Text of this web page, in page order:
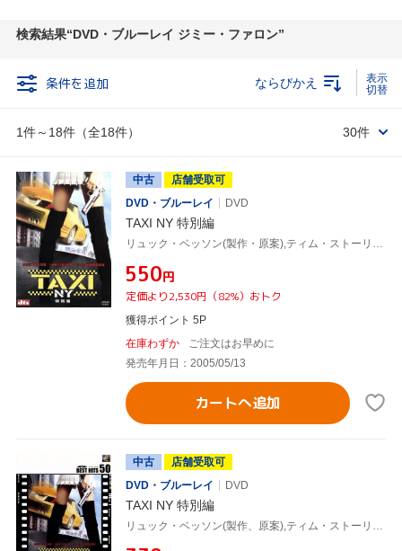
検索結果 DVD・ブルーレイ ジミー・ファロン
条件を追加
1件～18件（全18件）
ならびかえ
30件
中古
店舗受取可
DVD・ブルーレイ
DVD
TAXI NY 特別編
¥550円
定価より2,530円（82%）おトク
獲得ポイント 5P
在庫わずか
ご注文はお早めに
発売年月日：2005/05/13
カートへ追加
中古
店舗受取可
DVD・ブルーレイ
DVD
TAXI NY 特別編